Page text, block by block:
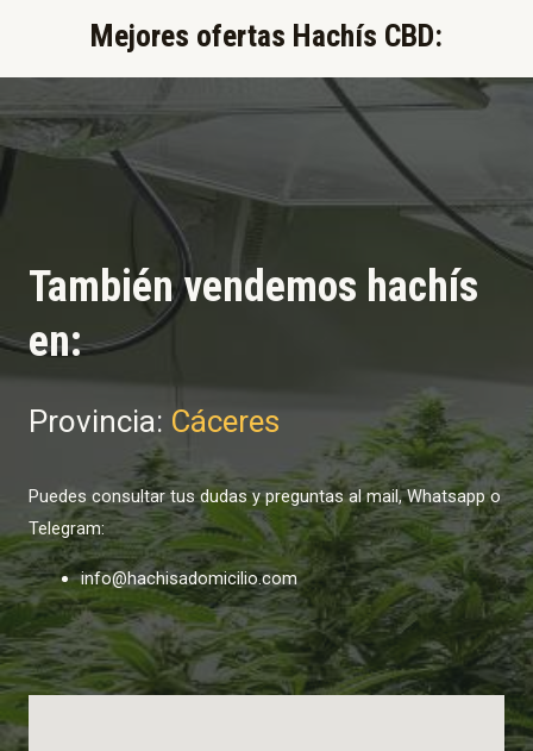
Mejores ofertas Hachís CBD:​
También vendemos hachís
en:
Provincia: Cáceres
Puedes consultar tus dudas y preguntas al mail, Whatsapp o
Telegram:
info@hachisadomicilio.com